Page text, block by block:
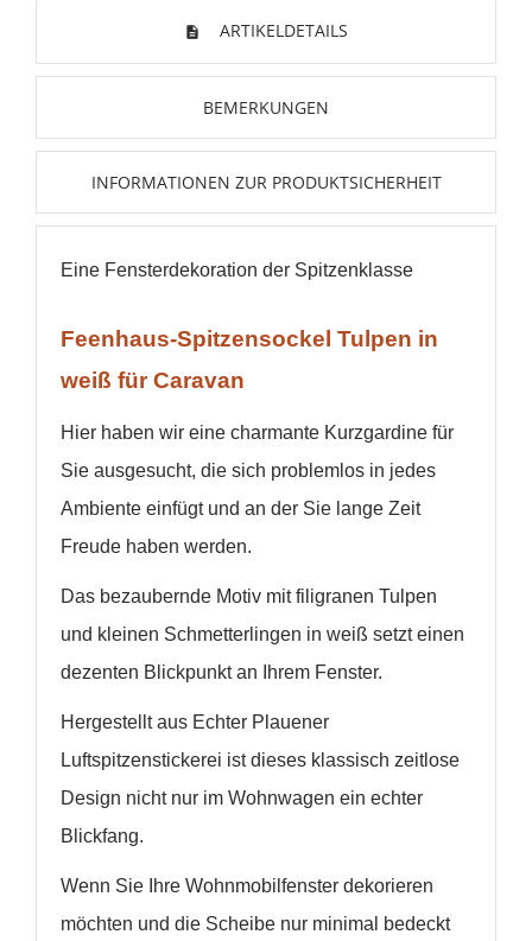
ARTIKELDETAILS
BEMERKUNGEN
INFORMATIONEN ZUR PRODUKTSICHERHEIT
Eine Fensterdekoration der Spitzenklasse
Feenhaus-Spitzensockel Tulpen in
weiß für Caravan
Hier haben wir eine charmante Kurzgardine für
Sie ausgesucht, die sich problemlos in jedes
Ambiente einfügt und an der Sie lange Zeit
Freude haben werden.
Das bezaubernde Motiv mit filigranen Tulpen
und kleinen Schmetterlingen in weiß setzt einen
dezenten Blickpunkt an Ihrem Fenster.
Hergestellt aus Echter Plauener
Luftspitzenstickerei ist dieses klassisch zeitlose
Design nicht nur im Wohnwagen ein echter
Blickfang.
Wenn Sie Ihre Wohnmobilfenster dekorieren
möchten und die Scheibe nur minimal bedeckt
WUNSCHLISTE ERSTELLEN